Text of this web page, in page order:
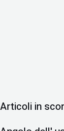
Articoli in